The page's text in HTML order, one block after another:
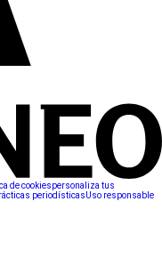
de cookiespersonaliza tus
periodísticasUso responsable